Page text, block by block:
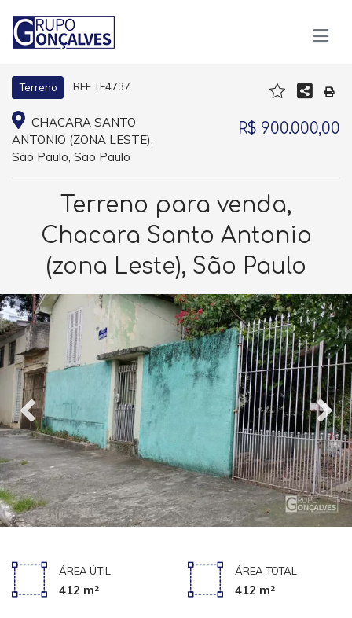
Terreno REF TE4737
CHACARA SANTO
ANTONIO (ZONA LESTE),
São Paulo, São Paulo
R$ 900.000,00
Terreno para venda,
Chacara Santo Antonio
(zona Leste), São Paulo
ÁREA ÚTIL
412 m²
ÁREA TOTAL
412 m²